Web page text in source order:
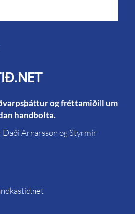
og fréttamiðill um
handbolta.
Arnarsson og Styrmir